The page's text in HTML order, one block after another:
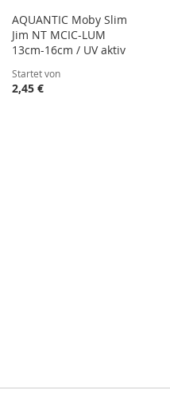
AQUANTIC Moby Slim
Jim NT MCIC-LUM
13cm-16cm / UV aktiv
Startet von
2,45 €